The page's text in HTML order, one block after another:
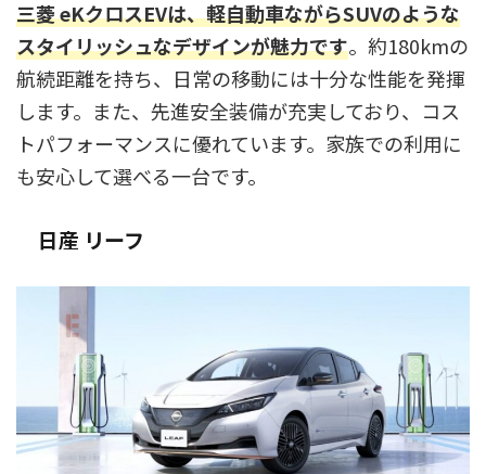
三菱 eKクロスEVは、軽自動車ながらSUVのような
スタイリッシュなデザインが魅力です。約180kmの
航続距離を持ち、日常の移動には十分な性能を発揮
します。また、先進安全装備が充実しており、コス
トパフォーマンスに優れています。家族での利用に
も安心して選べる一台です。
日産 リーフ